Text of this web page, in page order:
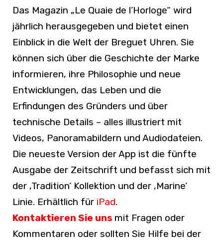
Das Magazin „Le Quaie de l’Horloge“ wird
jährlich herausgegeben und bietet einen
Einblick in die Welt der Breguet Uhren. Sie
können sich über die Geschichte der Marke
informieren, ihre Philosophie und neue
Entwicklungen, das Leben und die
Erfindungen des Gründers und über
technische Details – alles illustriert mit
Videos, Panoramabildern und Audiodateien.
Die neueste Version der App ist die fünfte
Ausgabe der Zeitschrift und befasst sich mit
der ‚Tradition‘ Kollektion und der ‚Marine‘
Linie. Erhältlich für iPad.
Kontaktieren Sie uns mit Fragen oder
Kommentaren oder sollten Sie Hilfe bei der